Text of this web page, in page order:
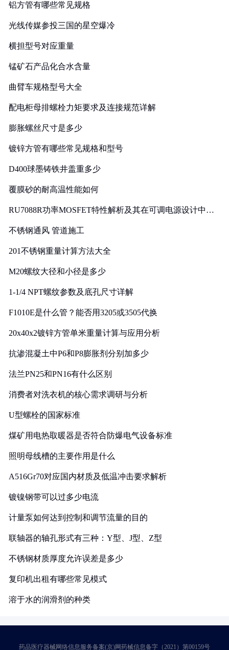
铝方管有哪些常见规格
光线传媒参投三国的星空爆冷
横担型号对应重量
锰矿石产品化合水含量
曲臂车规格型号大全
配电柜母排螺栓力矩要求及连接规范详解
膨胀螺丝尺寸是多少
镀锌方管有哪些常见规格和型号
D400球墨铸铁井盖重多少
覆膜砂的耐高温性能如何
RU7088R功率MOSFET特性解析及其在可调电源设计中的
不锈钢通风 管道施工
201不锈钢重量计算方法大全
M20螺纹大径和小径是多少
1-1/4 NPT螺纹参数及底孔尺寸详解
F1010E是什么管？能否用3205或3505代换
20x40x2镀锌方管单米重量计算与应用分析
抗渗混凝土中P6和P8膨胀剂分别加多少
法兰PN25和PN16有什么区别
消费者对洗衣机的核心需求调研与分析
U型螺栓的国家标准
煤矿用电热取暖器是否符合防爆电气设备标准
照明母线槽的主要作用是什么
A516Gr70对应国内材质及低温冲击要求解析
镀镍钢带可以过多少电流
计量泵如何达到控制和调节流量的目的
联轴器的轴孔形式有三种：Y型、J型、Z型
不锈钢材质厚度允许误差是多少
复印机出租有哪些常见模式
溶于水的润滑剂的种类
药品医疗器械网络信息服务备案(京)网药械信息备字（2021）第00159号